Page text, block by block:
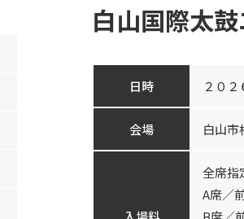
白山国際太
日時 ２０
会場 白山
全席指
A席／